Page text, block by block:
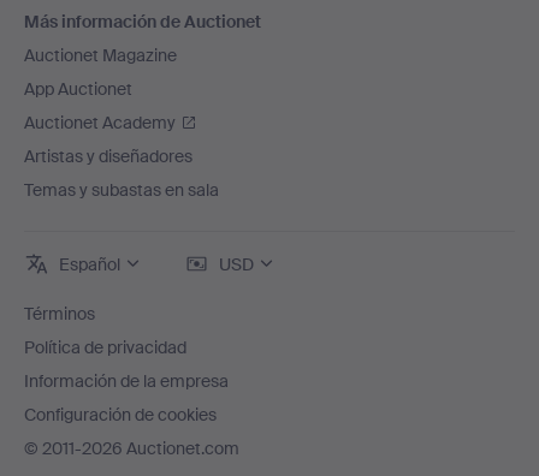
Más información de Auctionet
Auctionet Magazine
App Auctionet
Auctionet Academy
Artistas y diseñadores
Temas y subastas en sala
Español USD
Términos
Política de privacidad
Información de la empresa
Configuración de cookies
© 2011-2026 Auctionet.com